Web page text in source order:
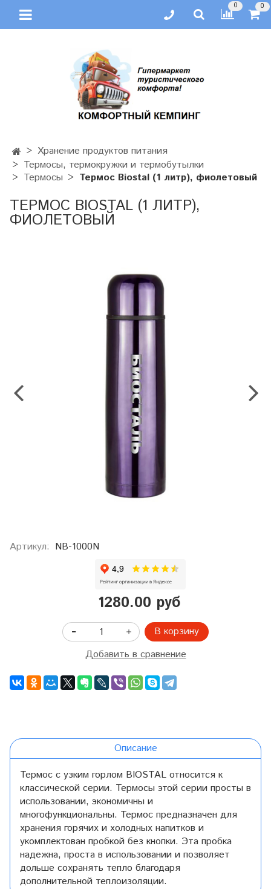
0 0
Хранение продуктов питания
Термосы, термокружки и термобутылки
Термосы
Термос Biostal (1 литр), фиолетовый
ТЕРМОС BIOSTAL (1 ЛИТР),
ФИОЛЕТОВЫЙ
Артикул: NB-1000N
1280.00 руб
В корзину
Добавить в сравнение
Описание
Термос с узким горлом BIOSTAL относится к
классической серии. Термосы этой серии просты в
использовании, экономичны и
многофункциональны. Термос предназначен для
хранения горячих и холодных напитков и
укомплектован пробкой без кнопки. Эта пробка
надежна, проста в использовании и позволяет
дольше сохранять тепло благодаря
дополнительной теплоизоляции.